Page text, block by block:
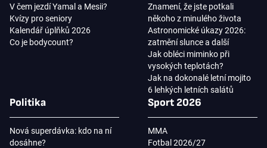
V čem jezdí Yamal a Mesii?
Kvízy pro seniory
Kalendář úplňků 2026
Co je bodycount?
Znamení, že jste potkali
někoho z minulého života
Astronomické úkazy 2026:
zatmění slunce a další
Jak obléci miminko při
vysokých teplotách?
Jak na dokonalé letní mojito
6 lehkých letních salátů
Politika
Nová superdávka: kdo na ní
dosáhne?
Sport 2026
MMA
Fotbal 2026/27